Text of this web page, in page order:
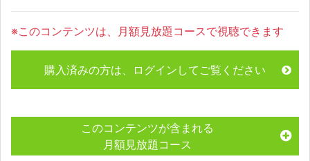
※このコンテンツは、月額見放題コースで視聴できます
購入済みの方は、ログインしてご覧ください
このコンテンツが含まれる
月額見放題コース